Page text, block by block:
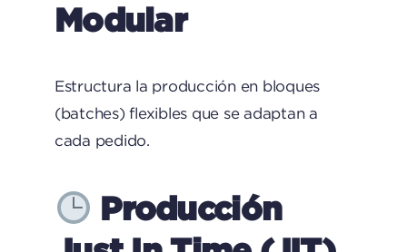
Modular
Estructura la producción en bloques
(batches) flexibles que se adaptan a
cada pedido.
Producción